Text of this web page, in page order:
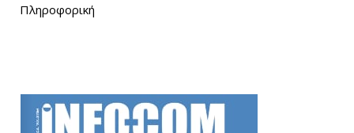
Πληροφορική